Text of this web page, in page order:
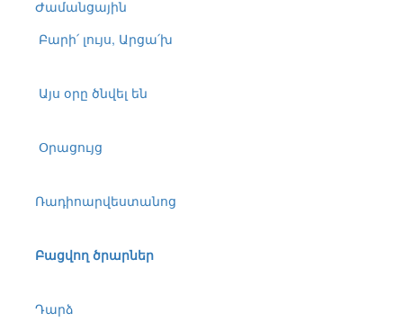
Ժամանցային
Բարի՛ լույս, Արցա՛խ
Այս օրը ծնվել են
Օրացույց
Ռադիոարվեստանոց
Բացվող ծրարներ
Դարձ